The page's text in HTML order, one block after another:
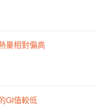
量相對偏高
GI值較低